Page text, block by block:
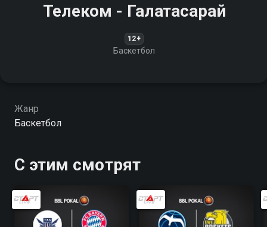
Телеком - Галатасарай
12+
Баскетбол
Жанр
Баскетбол
С этим смотрят